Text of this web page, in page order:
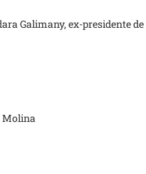
Galimany, ex-presidente
Molina